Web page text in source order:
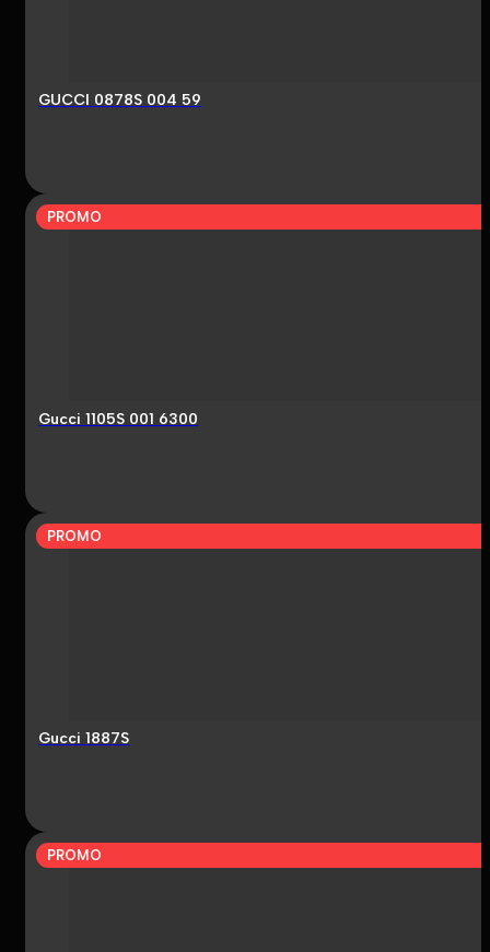
GUCCI 0878S 004 59
PROMO
Gucci 1105S 001 6300
PROMO
Gucci 1887S
PROMO